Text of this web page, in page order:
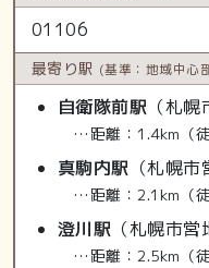
01106
最寄り駅 (基準：地域中心
自衛隊前駅 （札
…距離：1.4km（徒
真駒内駅 （札幌
…距離：2.1km（徒
澄川駅 （札幌市営
…距離：2.5km（徒